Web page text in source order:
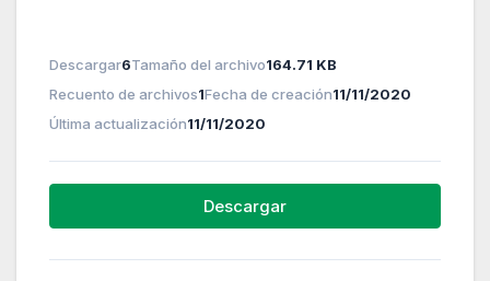
Descargar6Tamaño del archivo164.71 KB
Recuento de archivos1Fecha de creación11/11/2020
Última actualización11/11/2020
Descargar